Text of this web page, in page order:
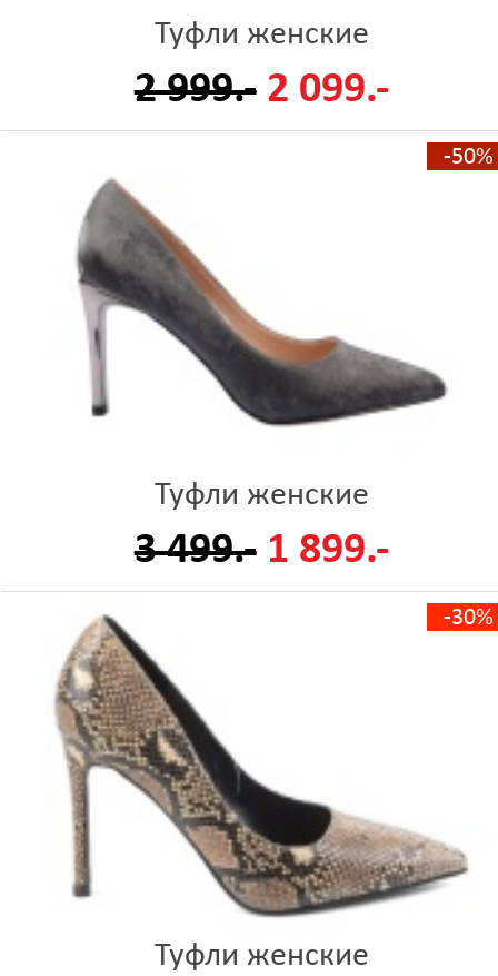
Туфли женские
2 999.- 2 099.-
-50%
Туфли женские
3 499.- 1 899.-
-30%
Туфли женские